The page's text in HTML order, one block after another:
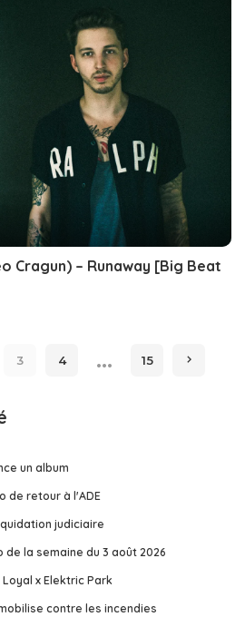
Cragun) – Runaway [Big Beat
3 4 … 15
un album
de retour à l'ADE
judiciaire
la semaine du 3 août 2026
x Elektric Park
contre les incendies